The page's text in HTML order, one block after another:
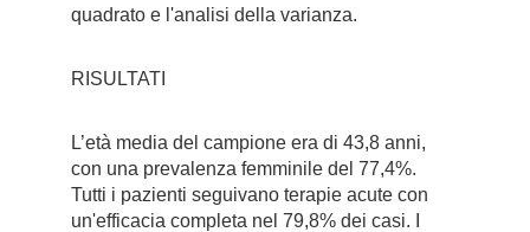
quadrato e l'analisi della varianza.
RISULTATI
L’età media del campione era di 43,8 anni,
con una prevalenza femminile del 77,4%.
Tutti i pazienti seguivano terapie acute con
un'efficacia completa nel 79,8% dei casi. I